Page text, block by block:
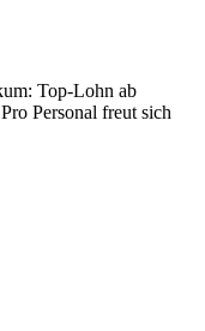
Top-Lohn ab
Personal freut sich